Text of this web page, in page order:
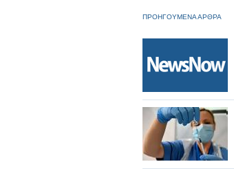
ΠΡΟΗΓΟΥΜΕΝΑ ΑΡΘΡΑ